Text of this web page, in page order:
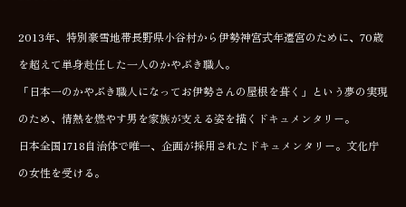
2013年、特別豪雪地帯長野県小谷村から伊勢神宮式年遷宮のために、70歳
を超えて単身赴任した一人のかやぶき職人。
「日本一のかやぶき職人になってお伊勢さんの屋根を葺く」という夢の実現
のため、情熱を燃やす男を家族が支える姿を描くドキュメンタリー。
日本全国1718自治体で唯一、企画が採用されたドキュメンタリー。文化庁
の女性を受ける。